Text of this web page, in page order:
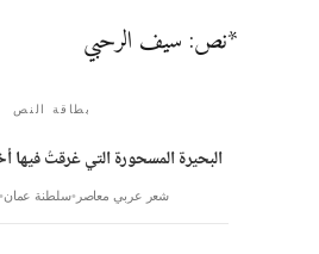
*نص: سيف الرحبي
بطاقة النص
البحيرة المسحورة التي غرقتُ فيها
شعر عربي معاصر سلطنة عمان